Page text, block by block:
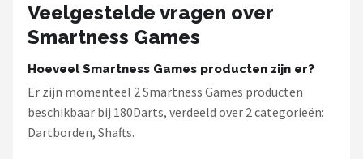
Veelgestelde vragen over
Smartness Games
Hoeveel Smartness Games producten zijn er?
Er zijn momenteel 2 Smartness Games producten
beschikbaar bij 180Darts, verdeeld over 2 categorieën:
Dartborden, Shafts.